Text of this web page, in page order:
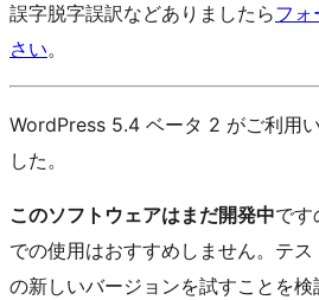
誤字脱字誤訳などありましたらフォ
さい。
WordPress 5.4 ベータ 2 がご利用
した。
このソフトウェアはまだ開発中です
での使用はおすすめしません。テ
の新しいバージョンを試すことを検